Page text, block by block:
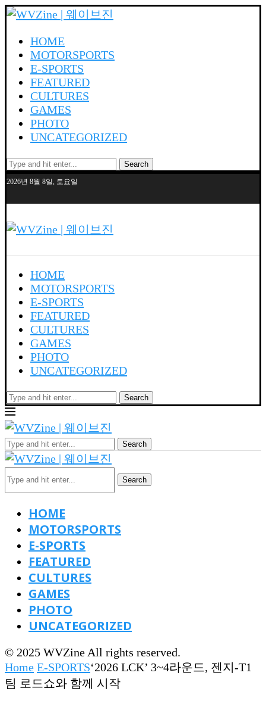
HOME
MOTORSPORTS
E-SPORTS
FEATURED
CULTURES
GAMES
PHOTO
UNCATEGORIZED
Search
2026년 8월 8일, 토요일
HOME
MOTORSPORTS
E-SPORTS
FEATURED
CULTURES
GAMES
PHOTO
UNCATEGORIZED
Search
Search
Search
HOME
MOTORSPORTS
E-SPORTS
FEATURED
CULTURES
GAMES
PHOTO
UNCATEGORIZED
© 2025 WVZine All rights reserved.
Home E-SPORTS‘2026 LCK’ 3~4라운드, 젠지-T1
팀 로드쇼와 함께 시작